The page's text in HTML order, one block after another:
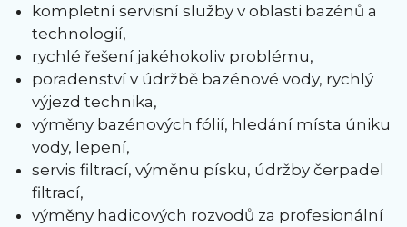
kompletní servisní služby v oblasti bazénů a
technologií,
rychlé řešení jakéhokoliv problému,
poradenství v údržbě bazénové vody, rychlý
výjezd technika,
výměny bazénových fólií, hledání místa úniku
vody, lepení,
servis filtrací, výměnu písku, údržby čerpadel
filtrací,
výměny hadicových rozvodů za profesionální